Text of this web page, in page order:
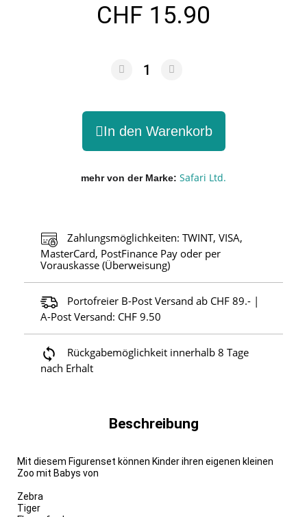
CHF 15.90
In den Warenkorb
mehr von der Marke Safari Ltd.
Zahlungsmöglichkeiten: TWINT, VISA,
MasterCard, PostFinance Pay oder per
Vorauskasse (Überweisung)
Portofreier B-Post Versand ab CHF 89.- |
A-Post Versand: CHF 9.50
Rückgabemöglichkeit innerhalb 8 Tage
nach Erhalt
Beschreibung
Mit diesem Figurenset können Kinder ihren eigenen kleinen
Zoo mit Babys von
Zebra
Tiger